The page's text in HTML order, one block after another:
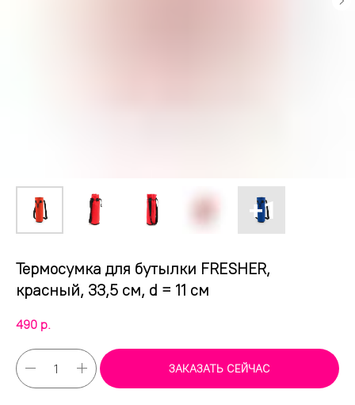
Термосумка для бутылки FRESHER,
красный, 33,5 см, d = 11 см
490 р.
ЗАКАЗАТЬ СЕЙЧАС